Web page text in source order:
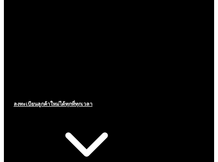
ลงทะเบียนลูกค้าใหม่ได้ทุกที่ทุกเวลา